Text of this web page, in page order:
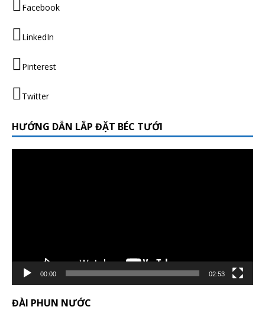
Facebook
LinkedIn
Pinterest
Twitter
HƯỚNG DẪN LẮP ĐẶT BÉC TƯỚI
00:00 02:53
ĐÀI PHUN NƯỚC